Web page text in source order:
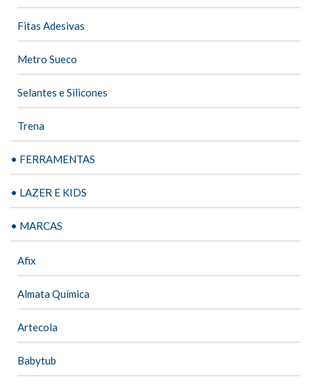
Fitas Adesivas
Metro Sueco
Selantes e Silicones
Trena
• FERRAMENTAS
• LAZER E KIDS
• MARCAS
Afix
Almata Química
Artecola
Babytub